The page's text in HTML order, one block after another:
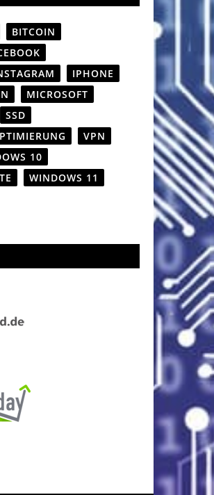
BITCOIN
IPHONE
MICROSOFT
SSD
VPN
10
WINDOWS 11